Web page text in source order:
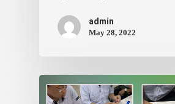
admin
May 28, 2022